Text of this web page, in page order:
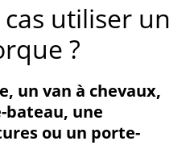
utiliser un
?
un van à chevaux,
une
ou un porte-